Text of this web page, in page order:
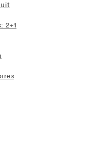
2+1